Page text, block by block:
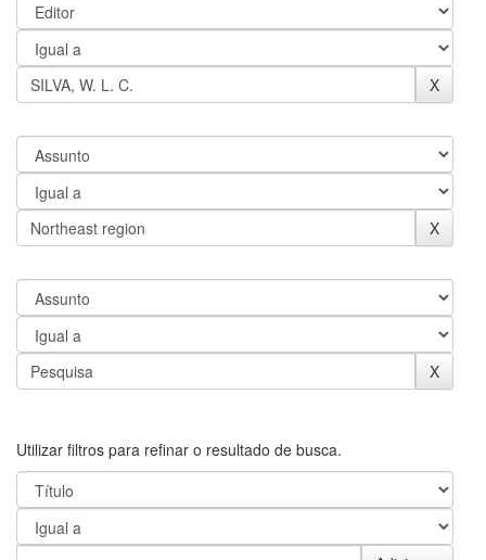
Utilizar filtros para refinar o resultado de busca.